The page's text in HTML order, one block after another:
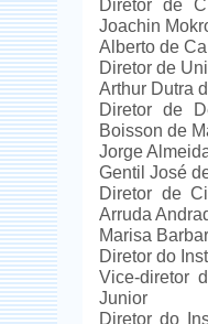
Diretor de
Joachin
Alberto de
Diretor de
Arthur Dutra
Diretor de
Boisson de
Jorge
Gentil José
Diretor de
Arruda
Marisa
Diretor do
Vice-diretor
Junior
Diretor do